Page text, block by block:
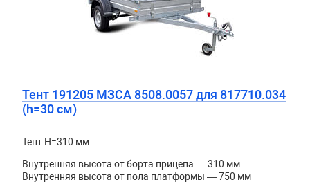
Тент 191205 МЗСА 8508.0057 для 817710.034
(h=30 см)
Тент H=310 мм
Внутренняя высота от борта прицепа — 310 мм
Внутренняя высота от пола платформы — 750 мм